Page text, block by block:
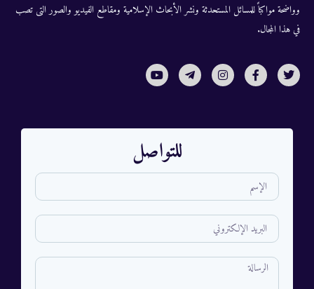
وواضحة مواكباً للمسائل المستحدثة ونشر الأبحاث الإسلامية ومقاطع الفيديو والصور التى تصب
في هذا المجال.
للتواصل